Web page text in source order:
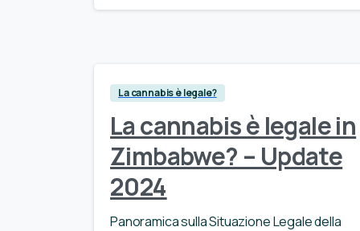
La cannabis è legale?
La cannabis è legale in
Zimbabwe? – Update
2024
Panoramica sulla Situazione Legale della